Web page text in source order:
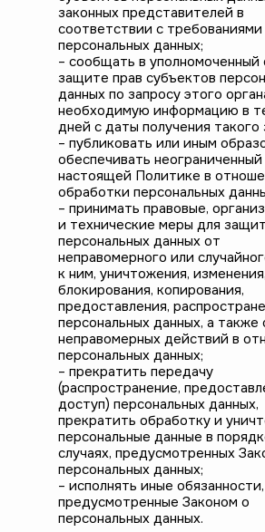
законных представителей в
соответствии с требованиями
персональных данных;
– сообщать в уполномоченный
защите прав субъектов
данных по запросу этого
необходимую информацию в
дней с даты получения такого
– публиковать или иным
обеспечивать
настоящей Политике в
обработки персональных
– принимать правовые,
и технические меры для
персональных данных от
неправомерного или
к ним, уничтожения, изменения,
блокирования, копирования,
предоставления,
персональных данных, а также
неправомерных действий в
персональных данных;
– прекратить передачу
(распространение,
доступ) персональных данных,
прекратить обработку и
персональные данные в
случаях, предусмотренных
персональных данных;
– исполнять иные обязанности,
предусмотренные Законом о
персональных данных.